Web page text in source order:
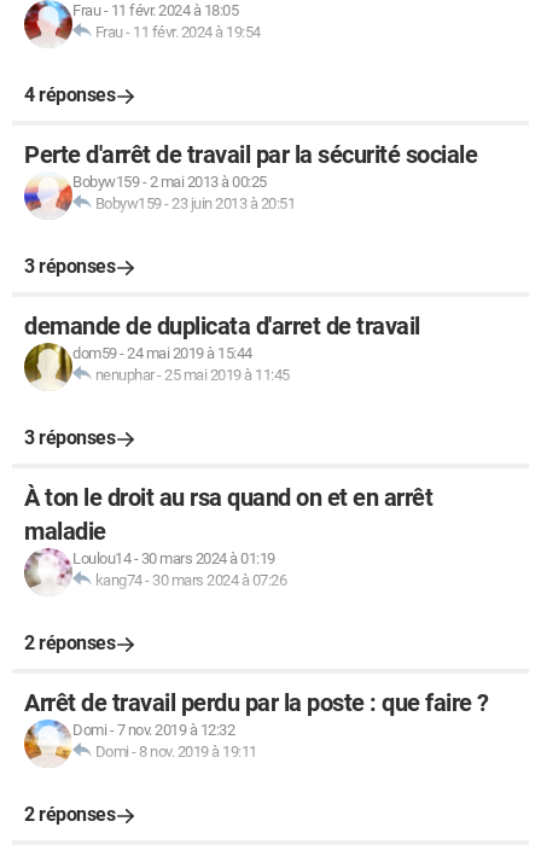
Frau- 11 févr. 2024 à 18:05
Frau- 11 févr. 2024 à 19:54
4 réponses
Perte d'arrêt de travail par la sécurité sociale
Bobyw159-2 mai 2013 à 00:25
Bobyw159-23 juin 2013 à 20:51
3 réponses
demande de duplicata d'arret de travail
dom59-24 mai 2019 à 15:44
nenuphar-25 mai 2019 à 11:45
3 réponses
À ton le droit au rsa quand on et en arrêt
maladie
Loulou14- 30 mars 2024 à 01:19
kang74- 30 mars 2024 à 07:26
2 réponses
Arrêt de travail perdu par la poste : que faire ?
Domi -7 nov. 2019 à 12:32
Domi - 8 nov. 2019 à 19:11
2 réponses